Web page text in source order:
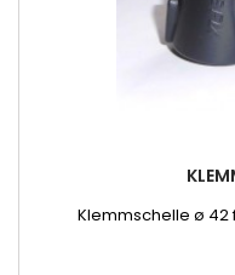
Klemmschelle ø 42